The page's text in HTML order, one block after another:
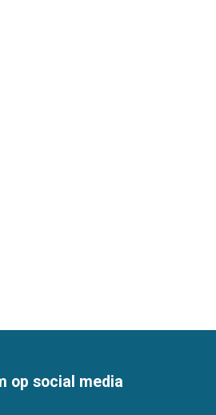
op social media